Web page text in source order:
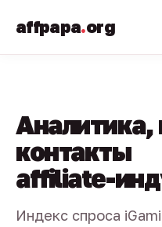
affpapa.org
Аналитика,
контакты
affiliate-
Индекс спроса